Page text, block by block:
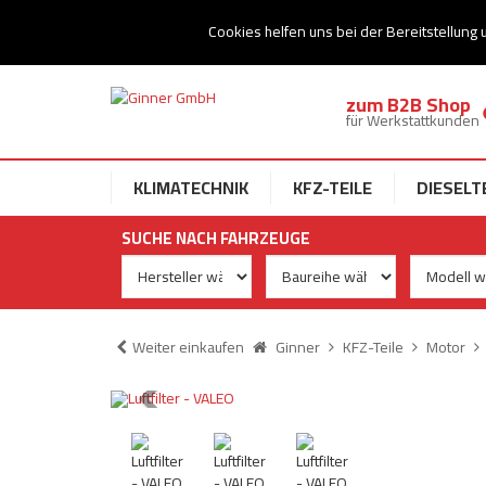
Cookies helfen uns bei der Bereitstellung
Ihr Speziallist für Dieseltechnik
zum B2B Shop
für Werkstattkunden
KLIMATECHNIK KFZ-TEILE
SUCHE NACH FAHRZEUGE
Weiter einkaufen Ginner KFZ-Teile Motor